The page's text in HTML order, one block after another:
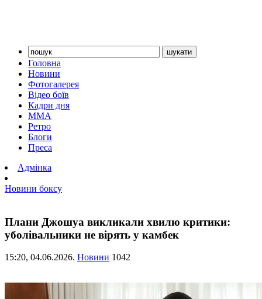
Головна
Новини
Фотогалерея
Відео боїв
Кадри дня
ММА
Ретро
Блоги
Преса
Адмінка
Новини боксу
Плани Джошуа викликали хвилю критики:
уболівальники не вірять у камбек
15:20, 04.06.2026. Новини 1042